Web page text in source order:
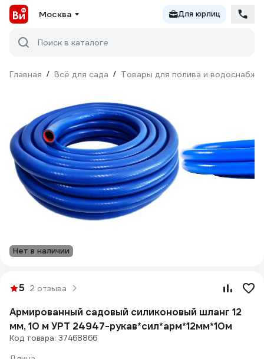
Москва Для юрлиц
Поиск в каталоге
Главная / Всё для сада / Товары для полива и
Нет в наличии
5 2 отзыва
Армированный садовый силиконовый шланг 12
мм, 10 м УРТ 24947-рукав*сил*арм*12мм*10м
Код товара: 37468866